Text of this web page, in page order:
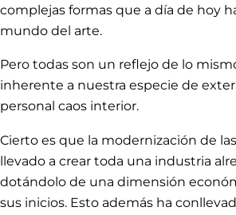
complejas formas que a día de hoy
mundo del arte.
Pero todas son un reflejo de lo
inherente a nuestra especie de
personal caos interior.
Cierto es que la modernización de
llevado a crear toda una industria
dotándolo de una dimensión
sus inicios. Esto además ha